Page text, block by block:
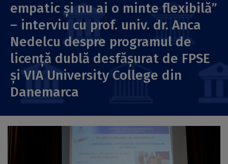
empatic și nu ai o minte flexibilă”
– interviu cu prof. univ. dr. Anca
Nedelcu despre programul de
licență dublă desfășurat de FPSE
și VIA University College din
Danemarca